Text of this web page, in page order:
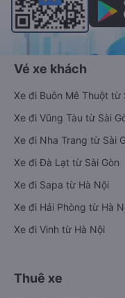
Vé xe khách
Xe đi Buôn Mê Thuột từ
Xe đi Vũng Tàu từ Sài
Xe đi Nha Trang từ Sài
Xe đi Đà Lạt từ Sài Gòn
Xe đi Sapa từ Hà Nội
Xe đi Hải Phòng từ Hà
Xe đi Vinh từ Hà Nội
Thuê xe